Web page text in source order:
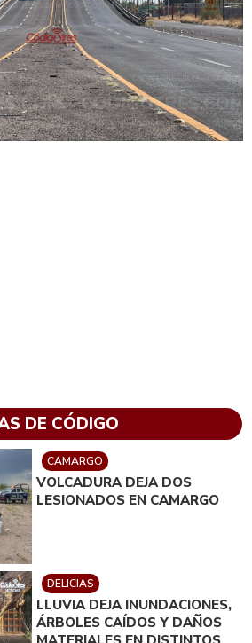
DE CÓDIGO
CAMARGO
VOLCADURA DEJA DOS
LESIONADOS EN CAMARGO
DELICIAS
LLUVIA DEJA INUNDACIONES,
ÁRBOLES CAÍDOS Y DAÑOS